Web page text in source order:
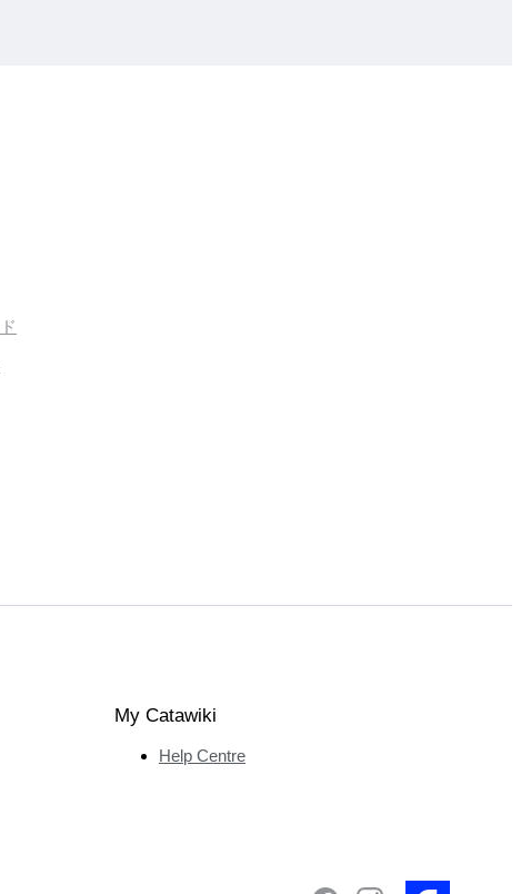
My Catawiki
Help Centre